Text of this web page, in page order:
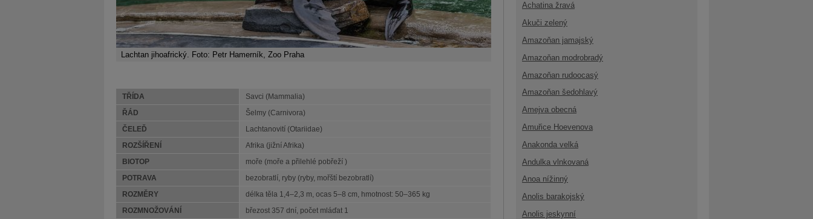
Lachtan jihoafrický. Foto: Petr Hamerník, Zoo Praha
TŘÍDA Savci (Mammalia)
ŘÁD Šelmy (Carnivora)
ČELEĎ Lachtanovití (Otariidae)
ROZŠÍŘENÍ Afrika (jižní Afrika)
BIOTOP moře (moře a přilehlé pobřeží )
POTRAVA bezobratlí, ryby (ryby, mořští bezobratlí)
ROZMĚRY délka těla 1,4–2,3 m, ocas 5–8 cm, hmotnost: 50–365 kg
ROZMNOŽOVÁNÍ březost 357 dní, počet mláďat 1
Achatina žravá
Akuči zelený
Amazoňan jamajský
Amazoňan modrobradý
Amazoňan rudoocasý
Amazoňan šedohlavý
Amejva obecná
Amuřice Hoevenova
Anakonda velká
Andulka vlnkovaná
Anoa nížinný
Anolis barakojský
Anolis jeskynní